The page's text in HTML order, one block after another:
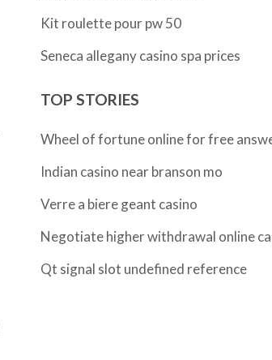
Kit roulette pour pw 50
Seneca allegany casino spa prices
TOP STORIES
Wheel of fortune online for free
Indian casino near branson mo
Verre a biere geant casino
Negotiate higher withdrawal online
Qt signal slot undefined reference